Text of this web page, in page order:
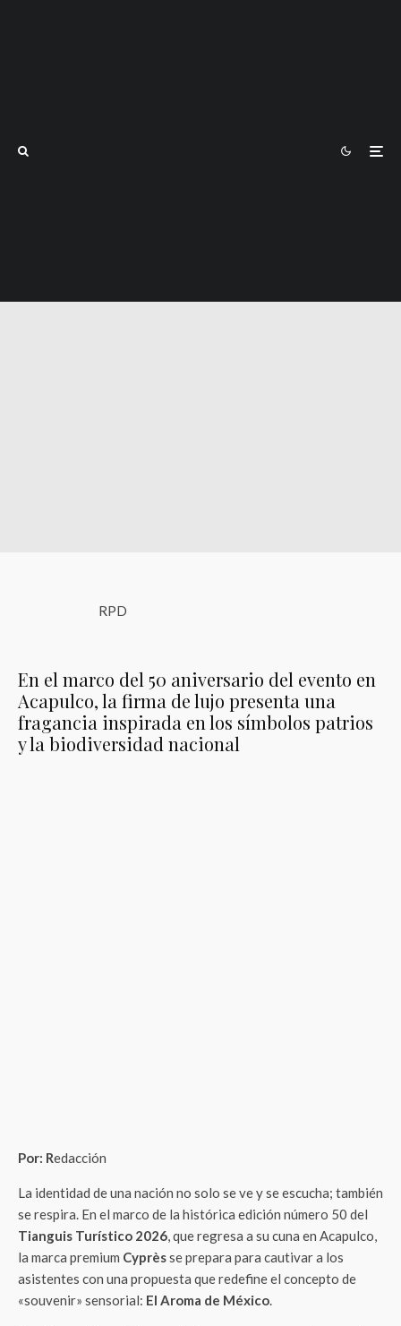
RPD
En el marco del 50 aniversario del evento en
Acapulco, la firma de lujo presenta una
fragancia inspirada en los símbolos patrios
y la biodiversidad nacional
Por: Redacción
La identidad de una nación no solo se ve y se escucha; también
se respira. En el marco de la histórica edición número 50 del
Tianguis Turístico 2026, que regresa a su cuna en Acapulco,
la marca premium Cyprèsse prepara para cautivar a los
asistentes con una propuesta que redefine el concepto de
«souvenir» sensorial: El Aroma de México.